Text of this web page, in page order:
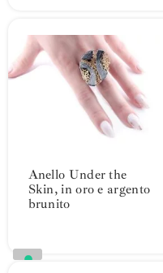
Anello Under the
Skin, in oro e argento
brunito